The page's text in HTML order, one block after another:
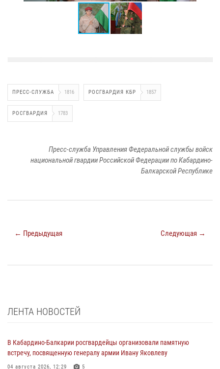
ПРЕСС-СЛУЖБА 1816 РОСГВАРДИЯ КБР 1857
РОСГВАРДИЯ 1783
Пресс-служба Управления Федеральной службы войск
национальной гвардии Российской Федерации по Кабардино-
Балкарской Республике
← Предыдущая Следующая →
ЛЕНТА НОВОСТЕЙ
В Кабардино-Балкарии росгвардейцы организовали памятную
встречу, посвященную генералу армии Ивану Яковлеву
04 августа 2026, 12:29 5